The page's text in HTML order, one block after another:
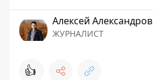
Алексей Александров
ЖУРНАЛИСТ
👍